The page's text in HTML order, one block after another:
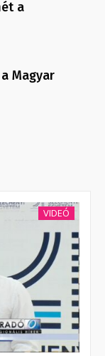
a
Magyar
VIDEÓ